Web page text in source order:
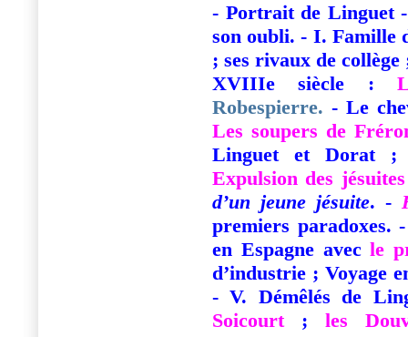
- Portrait de Linguet -
son oubli. - I. Famille
; ses rivaux de
XVIIIe siècle :
Robespierre. - Le
Les soupers de
Linguet et Dorat ;
Expulsion des jésuites
d’un jeune jésuite. -
premiers paradoxes.
en Espagne avecle
d’industrie ; Voyage
- V. Démêlés de
Soicourt;les